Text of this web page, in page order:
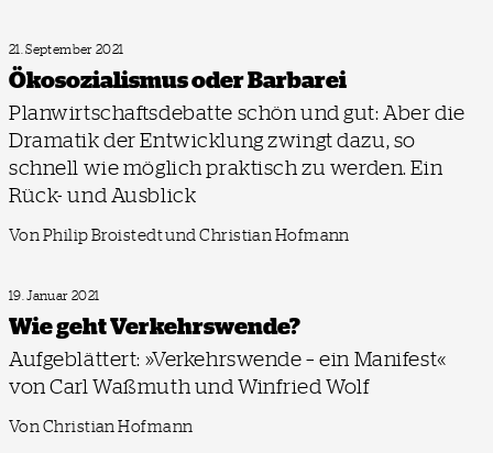
21. September 2021
Ökosozialismus oder Barbarei
Planwirtschaftsdebatte schön und gut: Aber die
Dramatik der Entwicklung zwingt dazu, so
schnell wie möglich praktisch zu werden. Ein
Rück- und Ausblick
Von Philip Broistedt und Christian Hofmann
19. Januar 2021
Wie geht Verkehrswende?
Aufgeblättert: »Verkehrswende – ein Manifest«
von Carl Waßmuth und Winfried Wolf
Von Christian Hofmann